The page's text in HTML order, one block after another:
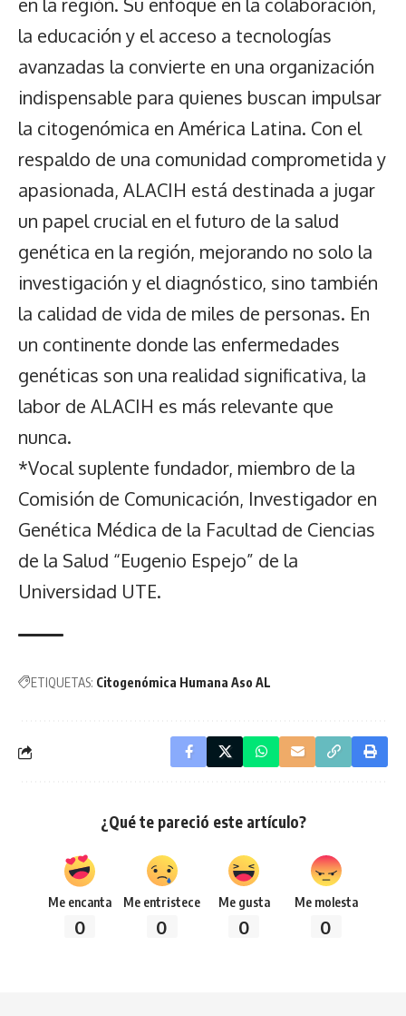
la educación y el acceso a tecnologías
avanzadas la convierte en una organización
indispensable para quienes buscan impulsar
la citogenómica en América Latina. Con el
respaldo de una comunidad comprometida y
apasionada, ALACIH está destinada a jugar
un papel crucial en el futuro de la salud
genética en la región, mejorando no solo la
investigación y el diagnóstico, sino también
la calidad de vida de miles de personas. En
un continente donde las enfermedades
genéticas son una realidad significativa, la
labor de ALACIH es más relevante que
nunca.
*Vocal suplente fundador, miembro de la
Comisión de Comunicación, Investigador en
Genética Médica de la Facultad de Ciencias
de la Salud “Eugenio Espejo” de la
Universidad UTE.
ETIQUETAS: Citogenómica Humana Aso AL
¿Qué te pareció este artículo?
Me encanta
0
Me entristece
0
Me gusta
0
Me molesta
0